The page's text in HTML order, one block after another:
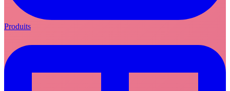
Produits